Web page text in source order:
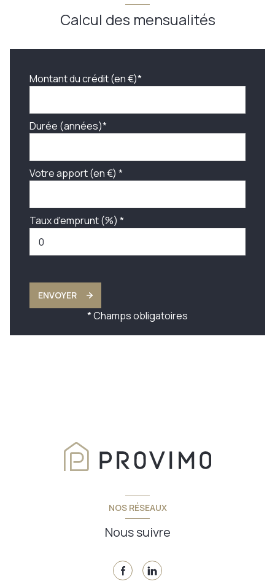
Calcul des mensualités
Montant du crédit (en €)*
Durée (années)*
Votre apport (en €) *
Taux d'emprunt (%) *
ENVOYER
* Champs obligatoires
NOS RÉSEAUX
Nous suivre